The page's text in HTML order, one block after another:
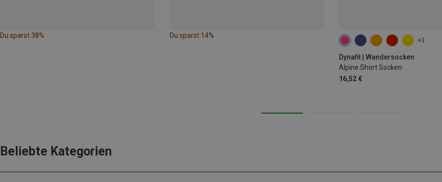
Du sparst 38% Du sparst 14%
+3
Dynafit | Wandersocken
Alpine Short Socken
16,52 €
35|36|37|38 39|40|41|42
Beliebte Kategorien